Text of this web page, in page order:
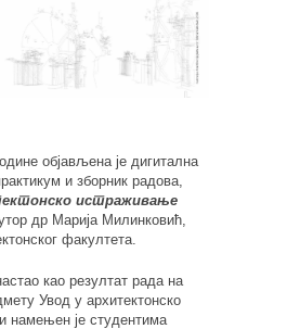
објављена је дигитална
и зборник радова,
истраживање
др Марија Милинковић,
факултета.
као резултат рада на
Увод у архитектонско
намењен је студентима